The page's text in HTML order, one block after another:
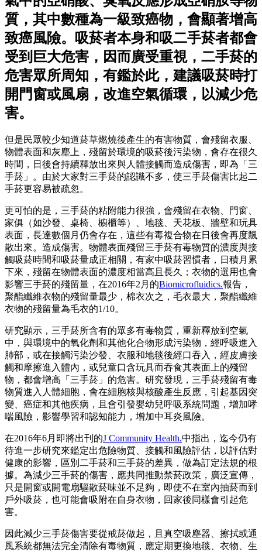
質，其中數種為一級致癌物，會顯著增高
致癌風險。吸菸者本身和吸二手菸者都會
受到巨大危害，因而廣受重視，二手菸的
危害眾所周知，有鑑於此，建議吸菸時打
開門窗或風扇，改進空氣循環，以減少危
害。
但是民眾較少知道菸草燃燒後產生的有害物質，會殘留衣服、
物體表面和灰塵上，殘留於環境的吸菸後污染物，會存在很久
時間，日後會持續釋放出來與人體接觸而造成傷害，即為「三
手菸」。由於大家對三手菸的認識不多，使三手菸傷害比起二
手菸更容易被疏忽。
更可怕的是，三手菸的粘附能力很強，會殘留在衣物、門窗、
家俱（如沙發、桌椅、櫥櫃等）、地毯、天花板、牆壁和玩具
表面，長達數個月仍會存在，這些有毒複合物在日後會再度飄
散出來。造成傷害。物體表面殘留三手菸有毒物質的濃度與接
觸吸菸時間和吸菸量成正相關，有家中吸菸習慣者，日積月累
下來，殘留在物體表面的濃度相當高且長久；衣物的選用也會
影響三手菸的殘留量，在2016年2月的Biomicrofluidics.報告，
聚酯纖維衣物的殘留量最少，棉衣次之，毛衣最大，聚酯纖維
衣物的殘留量為毛衣的1/10。
研究顯示，三手菸所含有的眾多有毒物質，重新釋放到空氣
中，與環境中的氧化劑和其他化合物形成污染物，經呼吸進入
肺部，或在接觸污染沙發、衣服和地毯後經口吞入，經皮膚接
觸和摩擦進入體內，或兒童口含玩具而吞食其表面上的殘留
物，都會增高「三手菸」的危害。研究發現，三手菸殘留有毒
物質進入人體細胞，會在細胞核與核酸產生反應，引起基因突
變、癌症和其他疾病，且會引發嬰幼兒呼吸系統問題，增加哮
喘風險，影響學習和認知能力，增加中耳炎風險。
在2016年6月即將出刊的J Community Health.中指出，迄今仍有
待進一步研究來鑑定出危險物質、接觸和風險評估，以評估對
健康的影響，區別二手菸和三手菸的差異，做為訂定法規的根
據。為減少三手菸的傷害，應共同推動禁菸政策，廣泛宣傳，
只是開窗或開電扇驅散菸味並不足夠，即使不在室內抽菸而到
戶外吸菸，也可能會吸附在自身衣物，回家後同樣會引起危
害。
因此減少三手菸傷害要從戒菸做起，且真空吸塵器、擦拭或通
風系統都無法完全清除有毒物質，應定期更換地毯、衣物、生